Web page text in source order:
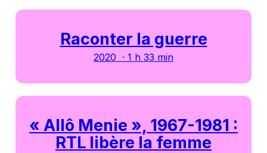
Raconter la guerre
2020 · 1 h 33 min
« Allô Menie », 1967-1981 :
RTL libère la femme